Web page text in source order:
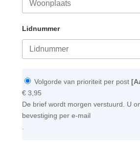
Lidnummer
Volgorde van prioriteit per post
€ 3,95
De brief wordt morgen verstuurd. U
bevestiging per e-mail
.